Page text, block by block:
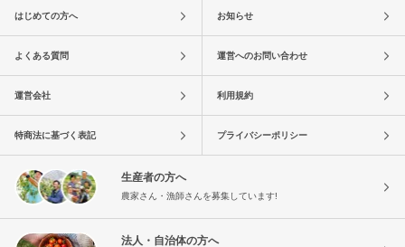
はじめての方へ お知らせ
よくある質問 運営へのお問い合わせ
運営会社 利用規約
特商法に基づく表記 プライバシーポリシー
生産者の方へ
農家さん・漁師さんを募集しています!
法人・自治体の方へ